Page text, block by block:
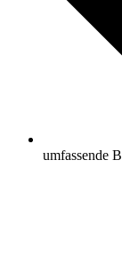
umfassende